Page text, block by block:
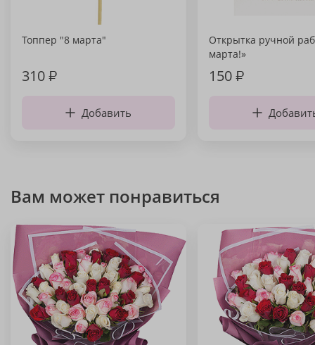
Топпер "8 марта"
310₽
Добавить
Открытка ручной
марта!»
150₽
Вам может понравиться